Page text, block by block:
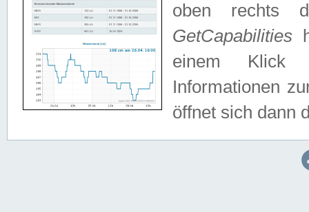
oben rechts
GetCapabilities
einem Klick
Informationen
öffnet sich dann